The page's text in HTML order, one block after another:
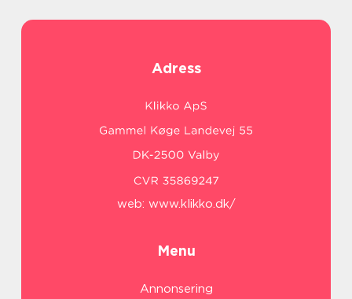
Adress
web: www.klikko.dk/
Menu
Annonsering